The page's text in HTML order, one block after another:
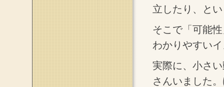
立したり、と
そこで「可能
わかりやすい
実際に、小さ
さんいました